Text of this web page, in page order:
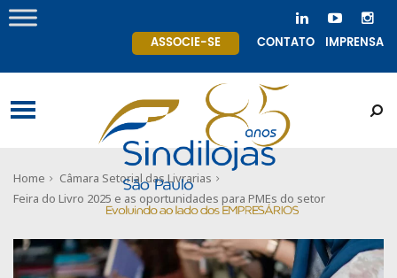
ASSOCIE-SE CONTATO IMPRENSA
Home
Câmara Setorial das Livrarias
Feira do Livro 2025 e as oportunidades para PMEs do setor